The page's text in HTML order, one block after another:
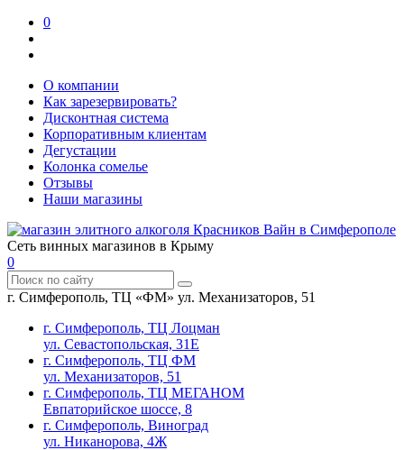
0
О компании
Как зарезервировать?
Дисконтная система
Корпоративным клиентам
Дегустации
Колонка сомелье
Отзывы
Наши магазины
Сеть винных магазинов в Крыму
0
г. Симферополь, ТЦ «ФМ» ул. Механизаторов, 51
г. Симферополь, ТЦ Лоцман
ул. Севастопольская, 31Е
г. Симферополь, ТЦ ФМ
ул. Механизаторов, 51
г. Симферополь, ТЦ МЕГАНОМ
Евпаторийское шоссе, 8
г. Симферополь, Виноград
ул. Никанорова, 4Ж